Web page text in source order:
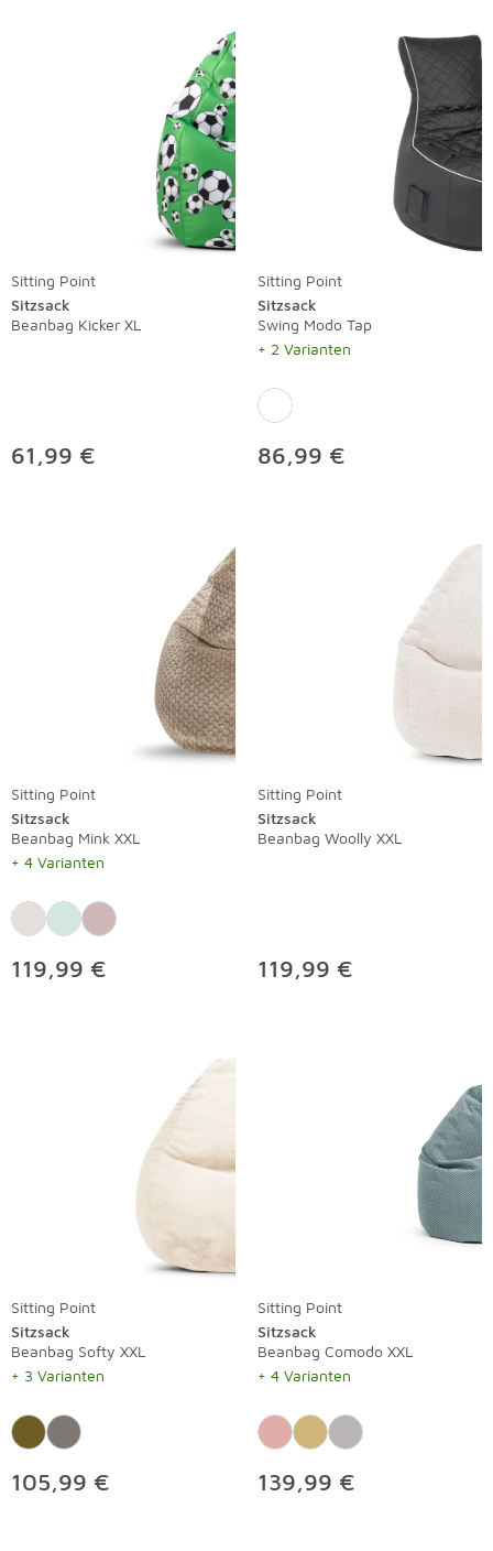
Sitting Point
Sitzsack
Beanbag Kicker XL
61,99 €
Sitting Point
Sitzsack
Swing Modo Tap
+ 2 Varianten
86,99 €
Sitting Point
Sitzsack
Beanbag Mink XXL
+ 4 Varianten
119,99 €
Sitting Point
Sitzsack
Beanbag Woolly XXL
119,99 €
Sitting Point
Sitzsack
Beanbag Softy XXL
+ 3 Varianten
105,99 €
Sitting Point
Sitzsack
Beanbag Comodo XXL
+ 4 Varianten
139,99 €